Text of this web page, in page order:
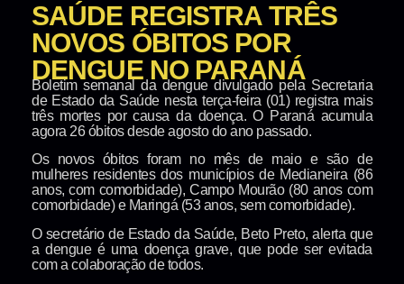
SAÚDE REGISTRA TRÊS
NOVOS ÓBITOS POR
DENGUE NO PARANÁ
Boletim semanal da dengue divulgado pela Secretaria
de Estado da Saúde nesta terça-feira (01) registra mais
três mortes por causa da doença. O Paraná acumula
agora 26 óbitos desde agosto do ano passado.
Os novos óbitos foram no mês de maio e são de
mulheres residentes dos municípios de Medianeira (86
anos, com comorbidade), Campo Mourão (80 anos com
comorbidade) e Maringá (53 anos, sem comorbidade).
O secretário de Estado da Saúde, Beto Preto, alerta que
a dengue é uma doença grave, que pode ser evitada
com a colaboração de todos.